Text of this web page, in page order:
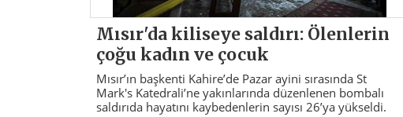
Mısır'da kiliseye saldırı: Ölenlerin
çoğu kadın ve çocuk
Mısır’ın başkenti Kahire’de Pazar ayini sırasında St
Mark's Katedrali’ne yakınlarında düzenlenen bombalı
saldırıda hayatını kaybedenlerin sayısı 26’ya yükseldi.